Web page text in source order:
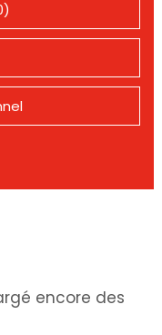
encore des